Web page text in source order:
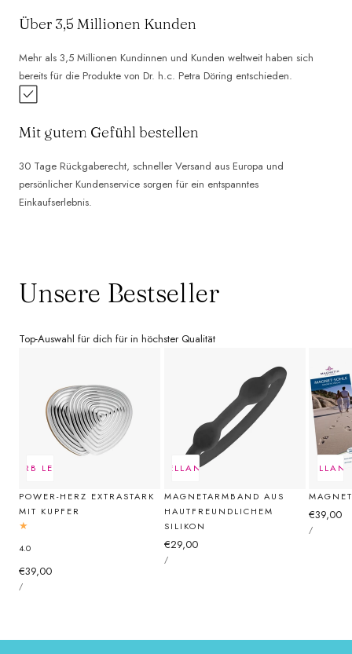
Über 3,5 Millionen Kunden
Mehr als 3,5 Millionen Kundinnen und Kunden weltweit haben sich
bereits für die Produkte von Dr. h.c. Petra Döring entschieden.
Mit gutem Gefühl bestellen
30 Tage Rückgaberecht, schneller Versand aus Europa und
persönlicher Kundenservice sorgen für ein entspanntes
Einkaufserlebnis.
Unsere Bestseller
Top-Auswahl für dich für in höchster Qualität
LEGEN
POWER-HERZ EXTRASTARK
MIT KUPFER
4.0
Regulärer
Preis
€39,00
STÜCKPREIS
/PRO
SCHNELLANSICHT
MAGNETARMBAND AUS
HAUTFREUNDLICHEM
SILIKON
Regulärer
Preis
€29,00
STÜCKPREIS
/PRO
Regulärer
Preis
€39,00
/PRO